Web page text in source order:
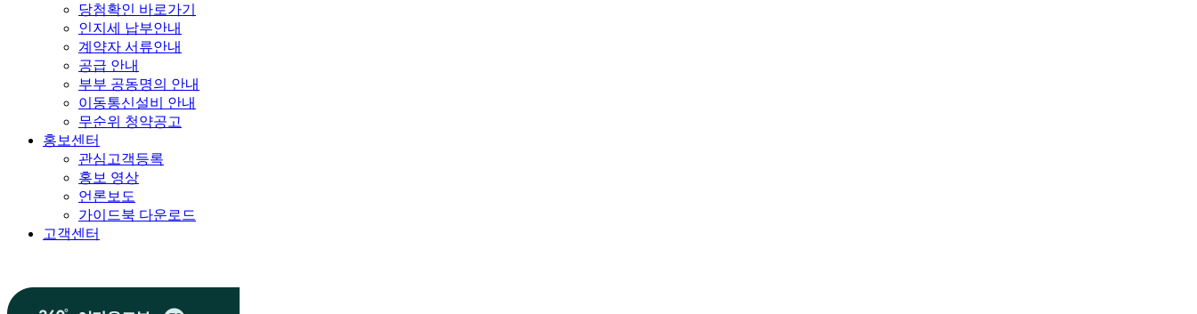
당첨확인 바로가기
인지세 납부안내
계약자 서류안내
공급 안내
부부 공동명의 안내
이동통신설비 안내
무순위 청약공고
홍보센터
관심고객등록
홍보 영상
언론보도
가이드북 다운로드
고객센터